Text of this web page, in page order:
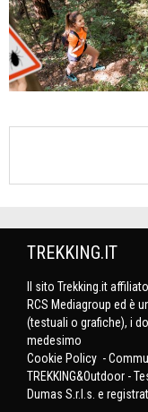
TREKKING.IT
Il sito Trekking.it
RCS Mediagroup ed è
(testuali o grafiche), i
medesimo
Cookie Policy -
TREKKING&Outdoor -
Dumas S.r.l.s. e